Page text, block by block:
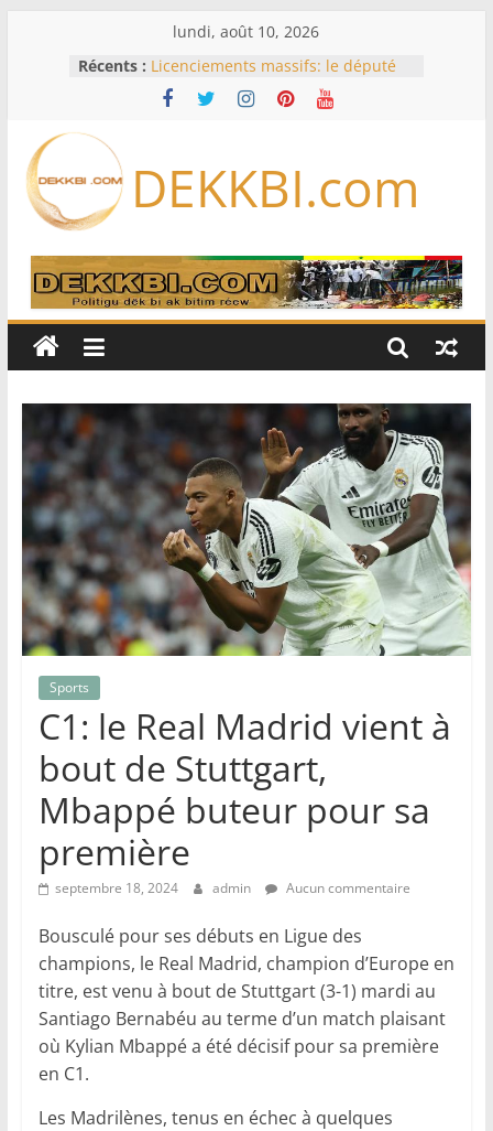
lundi, août 10, 2026
Récents : Licenciements massifs: le député
Mbaye DIONE interpelle le
gouvernement sur plus de 30 000
des exportations sénégalaises se
dessine
pouvoirs du Bureau
Opinion – Alioune Ndoye, maire du
Plateau : Le Parti socialiste n’est
pas à vendre
que les Etats-Unis acceptent
DEKKBI.com
Sports
C1: le Real Madrid vient à
bout de Stuttgart,
Mbappé buteur pour sa
première
septembre 18, 2024 admin Aucun commentaire
Bousculé pour ses débuts en Ligue des
champions, le Real Madrid, champion d’Europe en
titre, est venu à bout de Stuttgart (3-1) mardi au
Santiago Bernabéu au terme d’un match plaisant
où Kylian Mbappé a été décisif pour sa première
en C1.
Les Madrilènes, tenus en échec à quelques